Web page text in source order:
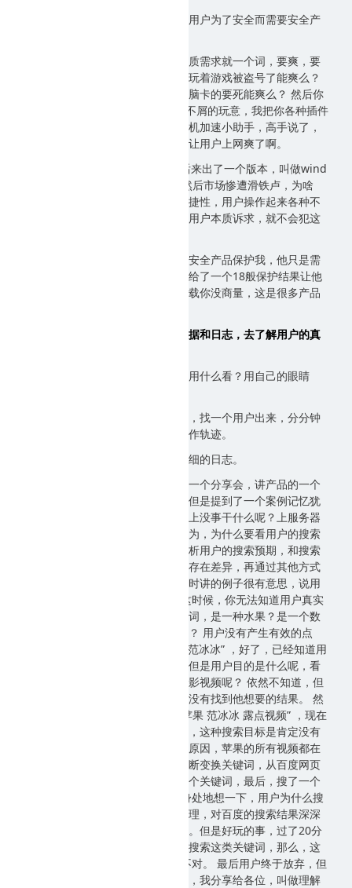
先不看答案，你们想一想，是不是用户为了安全而需要安全产
其实不是，用户需要安全产品，本质需求就一个词，要爽，要
更爽的上网。为什么会不爽？玩着玩着游戏被盗号了能爽么？
打开浏览器到处弹广告能爽么？电脑卡的要死能爽么？ 然后你
看360做了啥，很多技术高手觉得不屑的玩意，我把你各种插件
清理了，让你浏览器加速，我搞开机加速小助手，高手说了，
这玩意和安全有毛关系啊，这玩意让用户上网爽了啊。
windows的安全问题饱受诟病，后来出了一个版本，叫做wind
ows vista，安全有了极大提升，然后市场惨遭滑铁卢，为啥
呢，为了安全牺牲了用户的使用便捷性，用户操作起来各种不
爽，怎么会开心。如果他们能理解用户本质诉求，就不会犯这
所以，当用户说，快快，给我一个安全产品保护我，他只是需
要一个让他安心上网的东西，而你给了一个18般保护结果让他
没法上网的东西，他肯定怒了，卸载你没商量，这是很多产品
在产品和运营过程中，如何利用数据和日志，去了解用户的真
第一条要说的，看日志，有人说，用什么看？用自己的眼睛
日志很多怎么处理？最简单的处理，找一个用户出来，分分钟
就能获得这个用户的完整访问和操作轨迹。
当然，前提是你真的记录了足够详细的日志。
在百度的时候，孙云丰曾经主持过一个分享会，讲产品的一个
分享会，具体讲的东西不记得了，但是提到了一个案例记忆犹
新，说当时百度的首席架构师，晚上没事干什么呢？上服务器
看访问日志，看一个用户的搜索行为，为什么要看用户的搜索
行为呢？通过搜索行为的跟踪来分析用户的搜索预期，和搜索
引擎给出的结果，是否一致，如果存在差异，再通过其他方式
来分析到底在哪里出现了差异，当时讲的例子很有意思，说用
户输入了一个关键词，“苹果” 。 这时候，你无法知道用户真实
目的是什么，因为苹果是个多指向词，是一种水果？是一个数
码品牌？还是当时热播的一部电影？ 用户没有产生有效的点
击，而是搜索了第二个词， “苹果 范冰冰” ，好了，已经知道用
户要找的是当时热播的电影苹果，但是用户目的是什么呢，看
剧情介绍，看幕后花絮？还是看电影视频呢？ 依然不知道，但
已经知道用户在搜索苹果的时候，没有找到他想要的结果。 然
后就看到用户搜索了第三个词，“苹果 范冰冰 露点视频” ，现在
终于知道用户的目的了，然而当然，这种搜索目标是肯定没有
结果的，当时正好因为有关部门的原因，苹果的所有视频都在
网上被取缔了，然后这个用户就不断变换关键词，从百度网页
搜索到视频搜索，然后再度变换多个关键词，最后，搜了一个
关键词，雅虎。离开了。 我们设身处地想一下，用户为什么搜
索雅虎，很容易想到用户当时的心理，对百度的搜索结果深深
的失望，然后跑去雅虎继续搜索了。但是好玩的事，过了20分
钟，这个用户又回来了，还在继续搜索这类关键词，那么，这
代表什么呢？ 雅虎他也没搜到对不对。 最后用户终于放弃，但
是举这个例子，孙云丰说了一句话，我分享给各位，叫做理解